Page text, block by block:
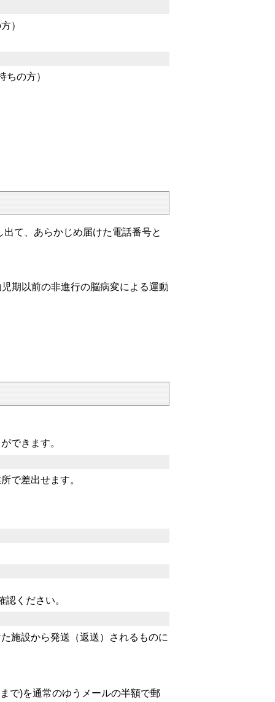
）
の方）
て、あらかじめ届けた電話番号と
期以前の非進行の脳病変による運動
できます。
で差出せます。
ください。
施設から発送（返送）されるものに
で)を通常のゆうメールの半額で郵